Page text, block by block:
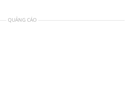
QUẢNG CÁO